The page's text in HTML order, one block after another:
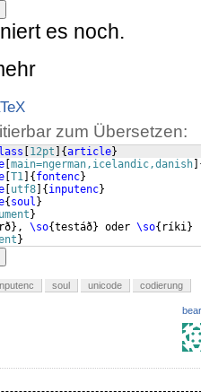
es noch.
zum Übersetzen:
12pt {article}
main=ngerman,icelandic,danish
T1 { fontenc}
utf8 { inputenc}
{ soul }
}
} , \so{testáð} oder \so{ ríki}
}
soul unicode codierung